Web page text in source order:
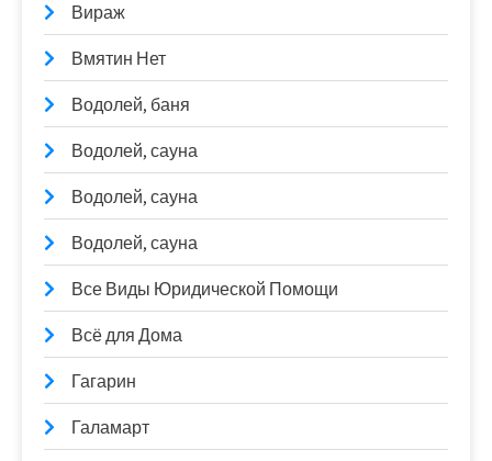
Вираж
Вмятин Нет
Водолей, баня
Водолей, сауна
Водолей, сауна
Водолей, сауна
Все Виды Юридической Помощи
Всё для Дома
Гагарин
Галамарт